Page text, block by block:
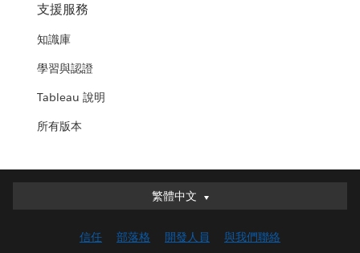
支援服務
知識庫
學習與認證
Tableau 說明
所有版本
繁體中文
繁體中文
English (UK)
信任 部落格 開發人員 與我們聯絡